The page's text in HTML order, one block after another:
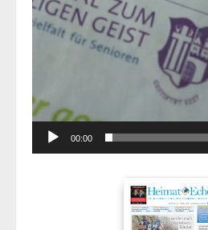
00:00